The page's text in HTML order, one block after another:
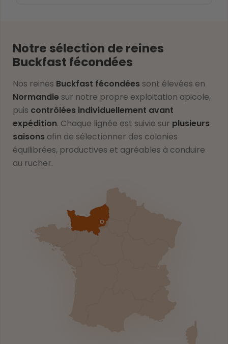
Notre sélection de reines
Buckfast fécondées
Nos reines Buckfast fécondées sont élevées en
Normandie sur notre propre exploitation apicole,
puis contrôlées individuellement avant
expédition. Chaque lignée est suivie sur plusieurs
saisons afin de sélectionner des colonies
équilibrées, productives et agréables à conduire
au rucher.